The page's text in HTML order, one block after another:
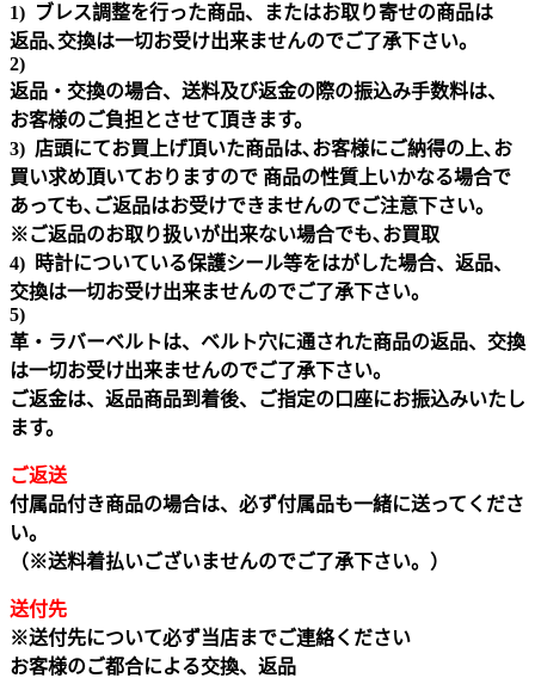
1) ブレス調整を行った商品、またはお取り寄せの商品は
返品､交換は一切お受け出来ませんのでご了承下さい。
2)
返品・交換の場合、送料及び返金の際の振込み手数料は、
お客様のご負担とさせて頂きます。
3) 店頭にてお買上げ頂いた商品は､お客様にご納得の上､お
買い求め頂いておりますので 商品の性質上いかなる場合で
あっても､ご返品はお受けできませんのでご注意下さい｡
※ご返品のお取り扱いが出来ない場合でも､お買取
4) 時計についている保護シール等をはがした場合、返品、
交換は一切お受け出来ませんのでご了承下さい。
5)
革・ラバーベルトは、ベルト穴に通された商品の返品、交換
は一切お受け出来ませんのでご了承下さい。
ご返金は、返品商品到着後、ご指定の口座にお振込みいたし
ます。
ご返送
付属品付き商品の場合は、必ず付属品も一緒に送ってくださ
い。
（※送料着払いございませんのでご了承下さい。）
送付先
※送付先について必ず当店までご連絡ください
お客様のご都合による交換、返品